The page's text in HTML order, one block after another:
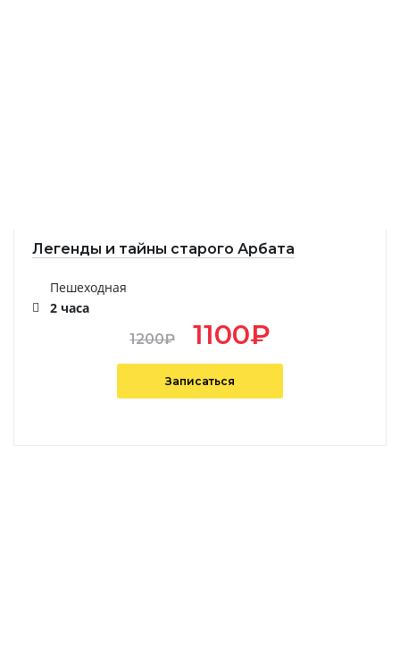
Легенды и тайны старого Арбата
1200₽ 1100₽
Записаться
Пешеходная
2 часа